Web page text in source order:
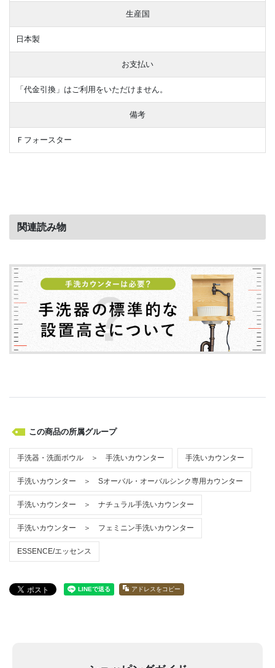
生産国
日本製
お支払い
「代金引換」はご利用をいただけません。
備考
Ｆフォースター
関連読み物
この商品の所属グループ
手洗器・洗面ボウル ＞ 手洗いカウンター 手洗いカウンター
手洗いカウンター ＞ Sオーバル・オーバルシンク専用カウンター
手洗いカウンター ＞ ナチュラル手洗いカウンター
手洗いカウンター ＞ フェミニン手洗いカウンター
ESSENCE/エッセンス
アドレスをコピー